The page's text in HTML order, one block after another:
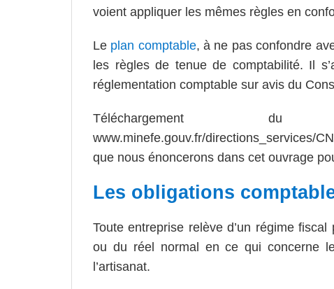
voient appliquer les mêmes règles en
Le plan comptable, à ne pas confondre
les règles de tenue de comptabilité. Il
réglementation comptable sur avis du
www.minefe.gouv.fr/directions_services/
que nous énoncerons dans cet ouvrage
Les obligations
Toute entreprise relève d’un régime
ou du réel normal en ce qui concerne
l’artisanat.